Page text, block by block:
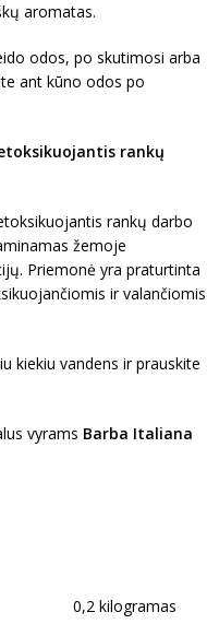
aromatas.
odos, po skutimosi arba
ant kūno odos po
rankų
rankų darbo
žemoje
Priemonė yra praturtinta
ir valančiomis
kiekiu vandens ir prauskite
vyrams Barba Italiana
0,2 kilogramas